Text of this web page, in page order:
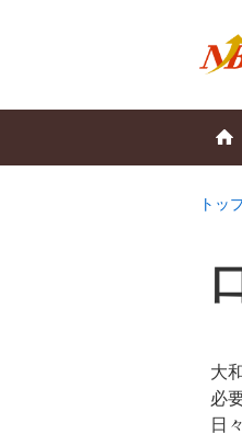
トッ
大
必
日